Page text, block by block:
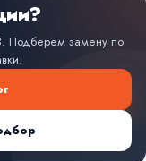
Подберем замену по